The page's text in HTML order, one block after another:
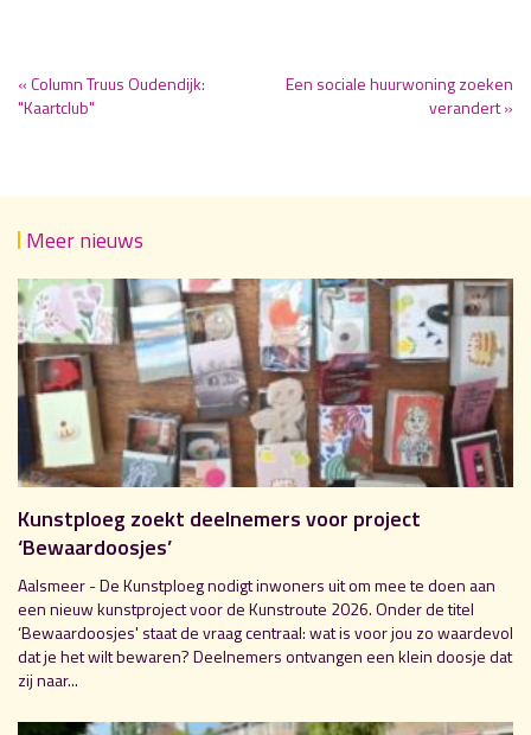
« Column Truus Oudendijk:
"Kaartclub"
Een sociale huurwoning zoeken
verandert »
Meer nieuws
Kunstploeg zoekt deelnemers voor project
‘Bewaardoosjes’
Aalsmeer - De Kunstploeg nodigt inwoners uit om mee te doen aan
een nieuw kunstproject voor de Kunstroute 2026. Onder de titel
‘Bewaardoosjes' staat de vraag centraal: wat is voor jou zo waardevol
dat je het wilt bewaren? Deelnemers ontvangen een klein doosje dat
zij naar...